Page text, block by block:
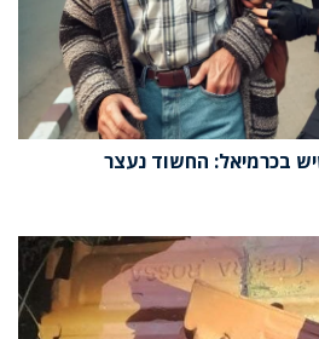
בכרמיאל: החשוד נעצר